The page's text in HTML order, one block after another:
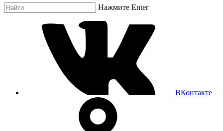
Нажмите Enter
ВКонтакте